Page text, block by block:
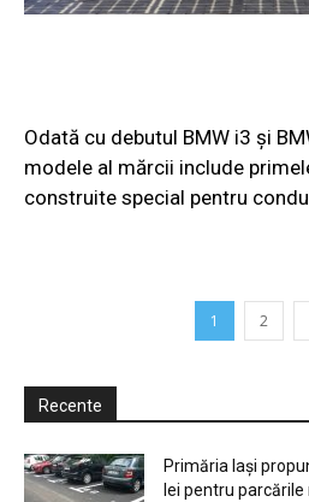
Odată cu debutul BMW i3 şi
modele al mărcii include
construite special pentru
1 2
Recente
Primăria Iași
lei pentru parcările